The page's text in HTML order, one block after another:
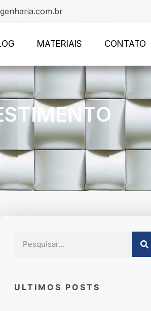
MATERIAIS CONTATO
ULTIMOS POSTS